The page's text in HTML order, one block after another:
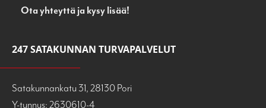
Ota yhteyttä ja kysy lisää!
247 SATAKUNNAN TURVAPALVELUT
Satakunnankatu 31, 28130 Pori
Y-tunnus: 2630610-4